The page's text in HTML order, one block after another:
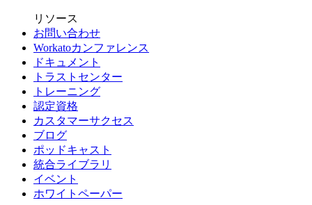
リソース
お問い合わせ
Workatoカンファレンス
ドキュメント
トラストセンター
トレーニング
認定資格
カスタマーサクセス
ブログ
ポッドキャスト
統合ライブラリ
イベント
ホワイトペーパー